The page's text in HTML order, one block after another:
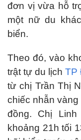
đơn vị vừa hỗ
một nữ du
biển.
Theo đó, vào
trật tự du lịchTP
từ chị Trần Thị
chiếc nhẫn vàng
đồng. Chị
khoảng 21h tối